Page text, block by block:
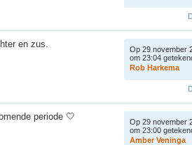
en zus.
Op 29 november
om 23:04
Rob Harkema
periode 🤍
Op 29 november
om 23:00
Amber Veninga